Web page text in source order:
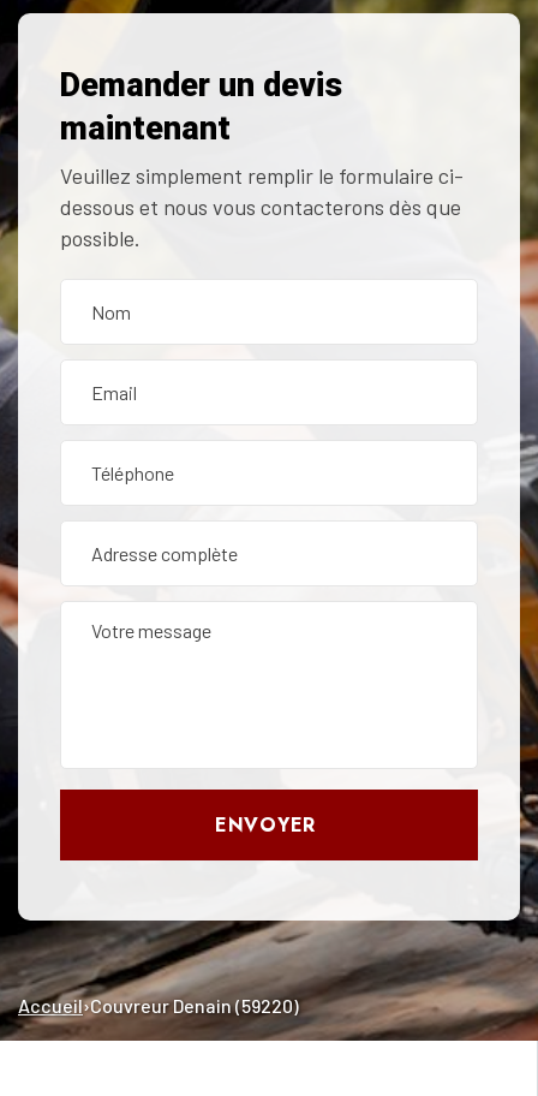
Demander un devis
maintenant
Veuillez simplement remplir le formulaire ci-
dessous et nous vous contacterons dès que
possible.
ENVOYER
Accueil›Couvreur Denain (59220)